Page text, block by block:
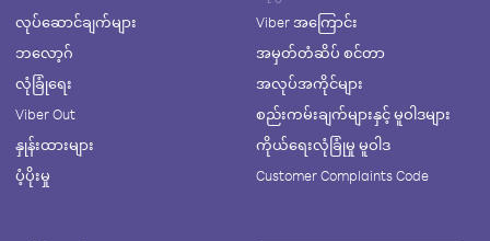
လုပ်ဆောင်ချက်များ
ဘလော့ဂ်
လုံခြုံရေး
Viber Out
နှုန်းထားများ
ပံ့ပိုးမှု
Viber အကြောင်း
အမှတ်တံဆိပ် စင်တာ
အလုပ်အကိုင်များ
စည်းကမ်းချက်များနှင့် မူဝါဒများ
ကိုယ်ရေးလုံခြုံမှု မူဝါဒ
Customer Complaints Code